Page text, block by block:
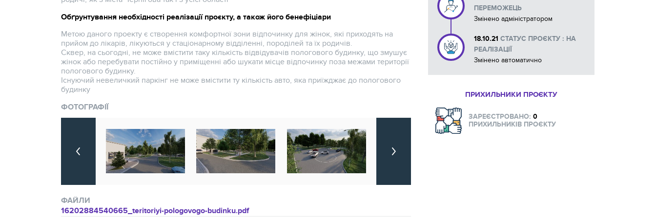
Обґрунтування необхідності реалізації проєкту, а також його бенефіціари
Метою даного проекту є створення комфортної зони відпочинку для жінок, які приходять на
прийом до лікарів, лікуються у стаціонарному відділенні, породілей та їх родичів.
Сквер, на сьогодні, не може вмістити таку кількість відвідувачів пологового будинку, що змушує
жінок або перебувати постійно у приміщенні або шукати місце відпочинку поза межами території
пологового будинку.
Існуючий невеличкий паркінг не може вмістити ту кількість авто, яка приїжджає до пологового
будинку
ФОТОГРАФІЇ
ФАЙЛИ
16202884540665_teritoriyi-pologovogo-budinku.pdf
ПЕРЕМОЖЕЦЬ
Змінено адміністратором
18.10.21 СТАТУС ПРОЄКТУ : НА
РЕАЛІЗАЦІЇ
Змінено автоматично
ПРИХИЛЬНИКИ ПРОЄКТУ
ЗАРЕЄСТРОВАНО: 0
ПРИХИЛЬНИКІВ ПРОЄКТУ